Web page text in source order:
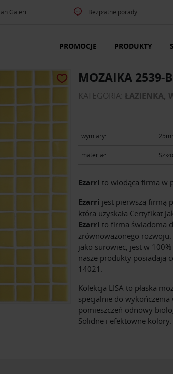
Galerii Bezpłatne porady
PROMOCJE PRODUKTY
MOZAIKA 2539-
KATEGORIA: ŁAZIENKA,
wymiary:
materiał: Szkło
Ezarri to wiodąca firma w
Ezarri jest pierwszą firmą
która uzyskała Certyfikat
Ezarri to firma świadoma
zrównoważonego rozwoju.
jako surowiec, jest w
nasze produkty posiadają
14021.
Kolekcja LISA to płaska
specjalnie do
pomieszczeń odnowy
Solidne i efektowne kolory.